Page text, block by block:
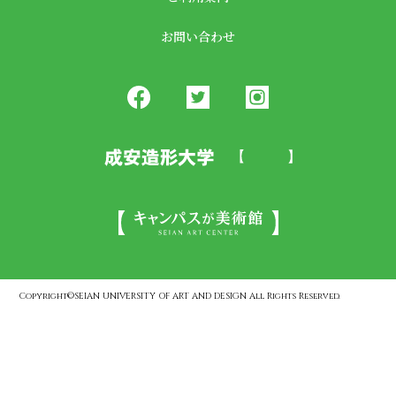
お問い合わせ
Copyright©SEIAN UNIVERSITY OF ART AND DESIGN All Rights Reserved.